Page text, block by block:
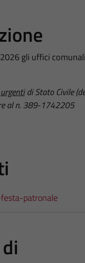
gli uffici
urgentidi Stato Civile
al n.389-1742205
patronale